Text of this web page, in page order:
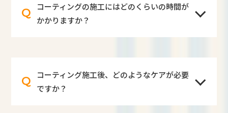
Q
コーティングの施工にはどのくらいの時間が
かかりますか？
Q
コーティング施工後、どのようなケアが必要
ですか？